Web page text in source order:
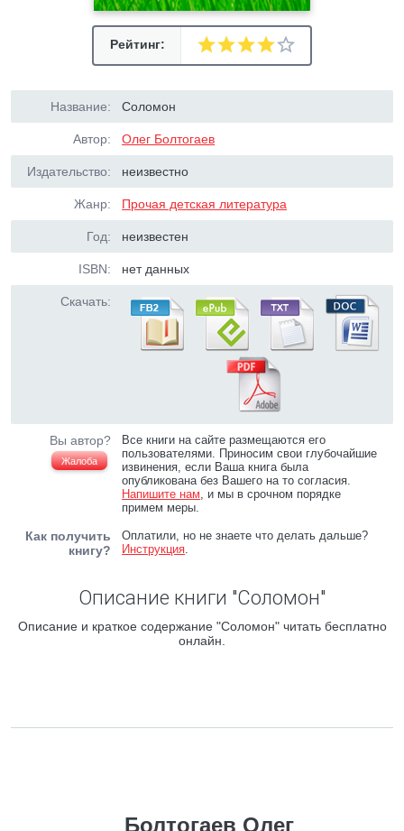
Рейтинг:
Название: Соломон
Автор: Олег Болтогаев
Издательство: неизвестно
Жанр: Прочая детская литература
Год: неизвестен
ISBN: нет данных
Скачать:
Вы автор?
Жалоба
Все книги на сайте размещаются его
пользователями. Приносим свои глубочайшие
извинения, если Ваша книга была
опубликована без Вашего на то согласия.
Напишите нам, и мы в срочном порядке
примем меры.
Как получить
книгу?
Оплатили, но не знаете что делать дальше?
Инструкция.
Описание книги "Соломон"
Описание и краткое содержание "Соломон" читать бесплатно
онлайн.
Болтогаев Олег